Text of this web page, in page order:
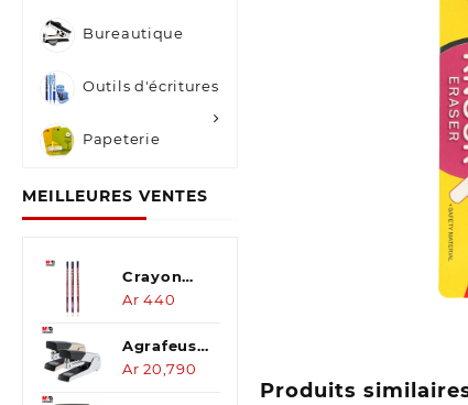
Bureautique
Outils d'écritures
Papeterie
MEILLEURES VENTES
Crayon
HB sans
Crayon
HB Blanc-
Ar 440
Agrafeuse
Dual load
Ar 20,790
Produits